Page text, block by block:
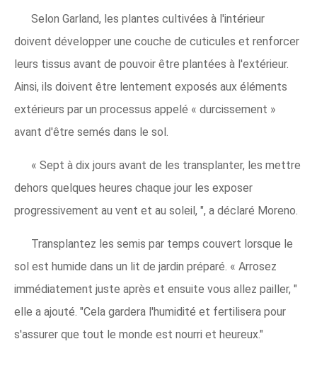
Selon Garland, les plantes cultivées à l'intérieur
doivent développer une couche de cuticules et renforcer
leurs tissus avant de pouvoir être plantées à l'extérieur.
Ainsi, ils doivent être lentement exposés aux éléments
extérieurs par un processus appelé « durcissement »
avant d'être semés dans le sol.
« Sept à dix jours avant de les transplanter, les mettre
dehors quelques heures chaque jour les exposer
progressivement au vent et au soleil, ", a déclaré Moreno.
Transplantez les semis par temps couvert lorsque le
sol est humide dans un lit de jardin préparé. « Arrosez
immédiatement juste après et ensuite vous allez pailler, "
elle a ajouté. "Cela gardera l'humidité et fertilisera pour
s'assurer que tout le monde est nourri et heureux."